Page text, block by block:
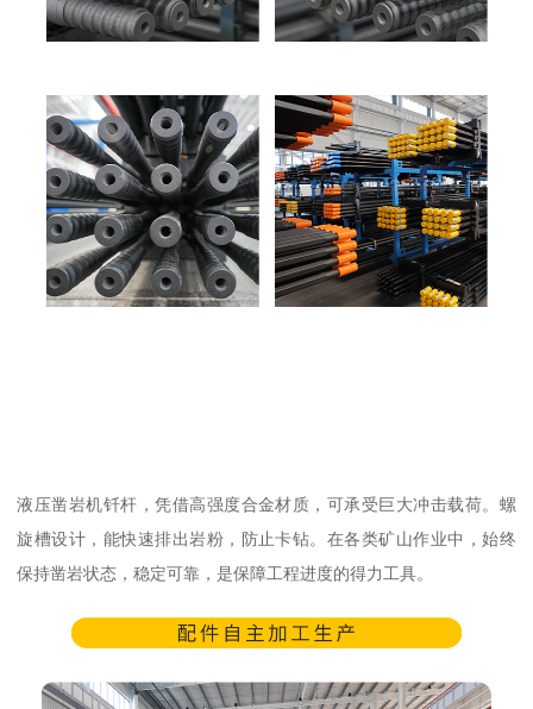
液压凿岩机钎杆，凭借高强度合金材质，可承受巨大冲击载荷。螺
旋槽设计，能快速排出岩粉，防止卡钻。在各类矿山作业中，始终
保持凿岩状态，稳定可靠，是保障工程进度的得力工具。​